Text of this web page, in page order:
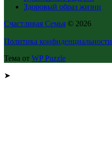
Здоровый образ жизни
Счастливая Семья © 2026
Политика конфиденциальности
Тема от WP Puzzle
➤